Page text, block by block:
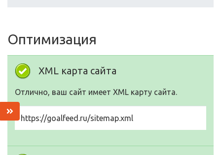
Оптимизация
XML карта сайта
Отлично, ваш сайт имеет XML карту сайта.
https://goalfeed.ru/sitemap.xml